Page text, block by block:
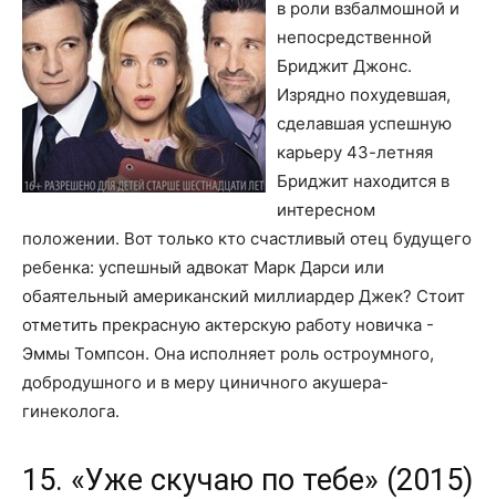
в роли взбалмошной и
непосредственной
Бриджит Джонс.
Изрядно похудевшая,
сделавшая успешную
карьеру 43-летняя
Бриджит находится в
интересном
положении. Вот только кто счастливый отец будущего
ребенка: успешный адвокат Марк Дарси или
обаятельный американский миллиардер Джек? Стоит
отметить прекрасную актерскую работу новичка -
Эммы Томпсон. Она исполняет роль остроумного,
добродушного и в меру циничного акушера-
гинеколога.
15. «Уже скучаю по тебе» (2015)